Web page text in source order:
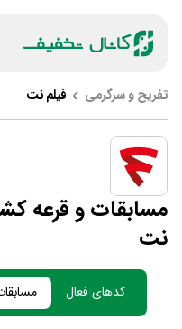
تفریح و سرگرمی فیلم نت
مسابقات و قرعه
نت
کدهای فعال